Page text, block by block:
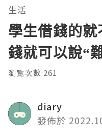
生活
學生借錢的
錢就可以說“
瀏覽次數:261
diary
發佈於